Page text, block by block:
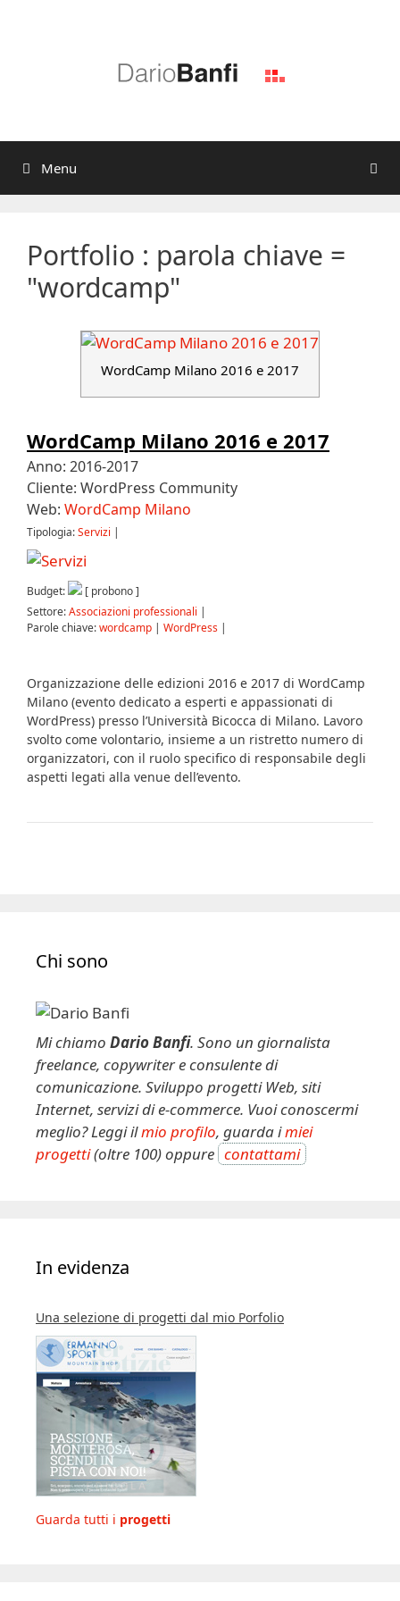
Menu
Portfolio : parola chiave =
"wordcamp"
WordCamp Milano 2016 e 2017
WordCamp Milano 2016 e 2017
Anno: 2016-2017
Cliente: WordPress Community
Web: WordCamp Milano
Tipologia:Servizi |
Budget:
[ probono ]
Settore:Associazioni professionali |
Parole chiave:wordcamp | WordPress |
Organizzazione delle edizioni 2016 e 2017 di WordCamp
Milano (evento dedicato a esperti e appassionati di
WordPress) presso l’Università Bicocca di Milano. Lavoro
svolto come volontario, insieme a un ristretto numero di
organizzatori, con il ruolo specifico di responsabile degli
aspetti legati alla venue dell’evento.
Chi sono
Mi chiamo Dario Banfi. Sono un giornalista
freelance, copywriter e consulente di
comunicazione. Sviluppo progetti Web, siti
Internet, servizi di e-commerce. Vuoi conoscermi
meglio? Leggi ilmio profilo, guarda imiei
progetti(oltre 100) oppure contattami
In evidenza
Una selezione di progetti dal mio Porfolio
Guarda tutti i progetti